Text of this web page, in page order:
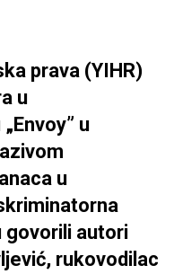
prava (YIHR)
u
u
u
govorili autori
rukovodilac